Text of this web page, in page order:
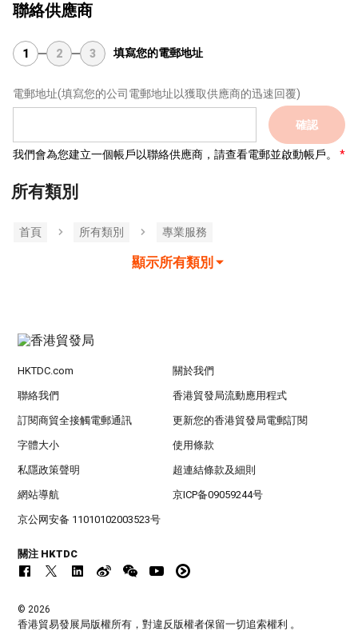
聯絡供應商
1 2 3 填寫您的電郵地址
電郵地址(填寫您的公司電郵地址以獲取供應商的迅速回覆)
確認
我們會為您建立一個帳戶以聯絡供應商，請查看電郵並啟動帳戶。
所有類別
首頁 所有類別 專業服務
顯示所有類別
HKTDC.com 關於我們
聯絡我們 香港貿發局流動應用程式
訂閱商貿全接觸電郵通訊 更新您的香港貿發局電郵訂閱
字體大小 使用條款
私隱政策聲明 超連結條款及細則
網站導航 京ICP备09059244号
京公网安备 11010102003523号
關注 HKTDC
© 2026
香港貿易發展局版權所有，對違反版權者保留一切追索權利 。